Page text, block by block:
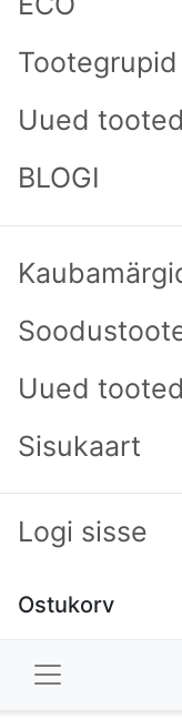
Tootegrupid
Uued tooted
BLOGI
Uued tooted
Sisukaart
Logi sisse
Ostukorv
Lisa päringukorvi
* Size
PA1018